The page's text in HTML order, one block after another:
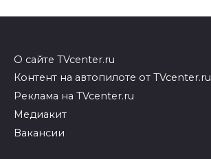
О сайте TVcenter.ru
Контент на автопилоте от TVcenter.ru
Реклама на TVcenter.ru
Медиакит
Вакансии